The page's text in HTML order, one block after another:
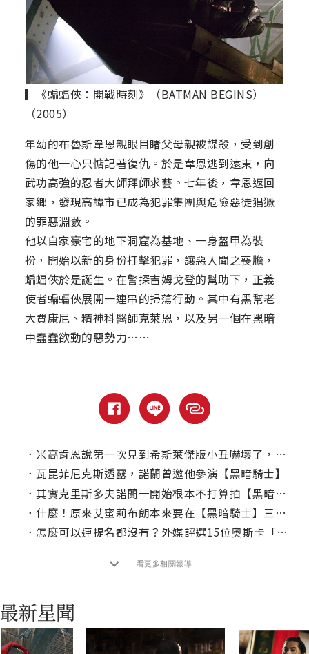
▎《蝙蝠俠：開戰時刻》（BATMAN BEGINS）
（2005）
年幼的布魯斯韋恩親眼目睹父母親被謀殺，受到創
傷的他一心只惦記著復仇。於是韋恩逃到遠東，向
武功高強的忍者大師拜師求藝。七年後，韋恩返回
家鄉，發現高譚市已成為犯罪集團與危險惡徒猖獗
的罪惡淵藪。
他以自家豪宅的地下洞窟為基地、一身盔甲為裝
扮，開始以新的身份打擊犯罪，讓惡人聞之喪膽，
蝙蝠俠於是誕生。在警探吉姆戈登的幫助下，正義
使者蝙蝠俠展開一連串的掃蕩行動。其中有黑幫老
大費康尼、精神科醫師克萊恩，以及另一個在黑暗
中蠢蠢欲動的惡勢力……
． 米高肯恩說第一次見到希斯萊傑版小丑嚇壞了，稱他是一名偉大的演員
． 瓦昆菲尼克斯透露，諾蘭曾邀他參演【黑暗騎士】
． 其實克里斯多夫諾蘭一開始根本不打算拍【黑暗騎士】？
． 什麼！原來艾蜜莉布朗本來要在【黑暗騎士】三部曲演她？
． 怎麼可以連提名都沒有？外媒評選15位奧斯卡「最佳導演」遺珠
看更多相關報導